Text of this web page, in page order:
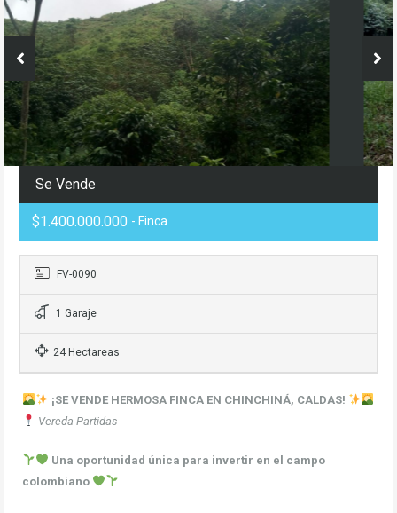
Se Vende
$1.400.000.000 - Finca
FV-0090
1 Garaje
24 Hectareas
¡SE VENDE HERMOSA FINCA EN CHINCHINÁ, CALDAS!
Vereda Partidas
Una oportunidad única para invertir en el campo
colombiano